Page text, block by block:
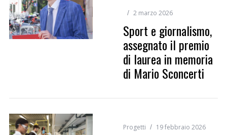
2 marzo 2026
Sport e giornalismo,
assegnato il premio
di laurea in memoria
di Mario Sconcerti
Progetti 19 febbraio 2026